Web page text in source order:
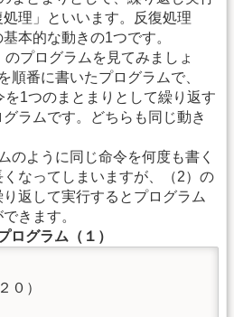
理」といいます。反復処理
本的な動きの1つです。
プログラムを見てみましょ
順番に書いたプログラムで、
を1つのまとまりとして繰り返す
ラムです。どちらも同じ動き
のように同じ命令を何度も書く
なってしまいますが、（2）の
返して実行するとプログラム
きます。
ログラム（１）
０）